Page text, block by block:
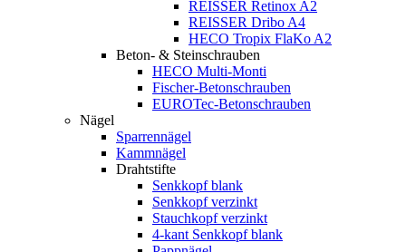
REISSER Retinox A2
REISSER Dribo A4
HECO Tropix FlaKo A2
Beton- & Steinschrauben
HECO Multi-Monti
Fischer-Betonschrauben
EUROTec-Betonschrauben
Nägel
Sparrennägel
Kammnägel
Drahtstifte
Senkkopf blank
Senkkopf verzinkt
Stauchkopf verzinkt
4-kant Senkkopf blank